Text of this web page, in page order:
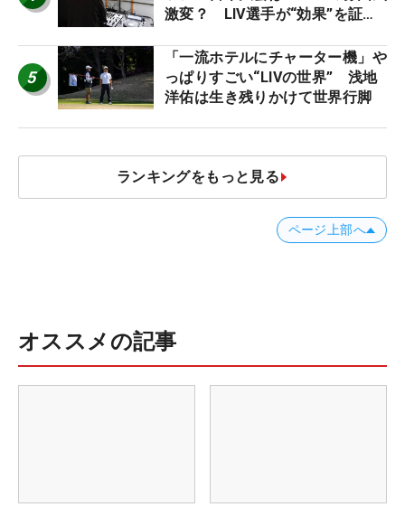
激変？ LIV選手が“効果”を証言
5
「一流ホテルにチャーター機」や
っぱりすごい“LIVの世界” 浅地
洋佑は生き残りかけて世界行脚
ランキングをもっと見る
ページ上部へ
オススメの記事